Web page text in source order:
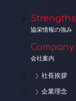
Strengths
協栄情報の強み
Company
会社案内
社長挨拶
企業理念